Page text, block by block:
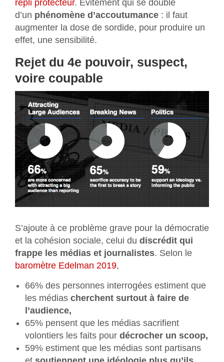
repli protecteur. Evitement qui se double
d’un phénomène d’accoutumance : il faut
augmenter la dose de sordide, pour produire un
effet, une sensibilité.
Rejet du 4e pouvoir, suspect,
voire coupable
S’ajoute à ce problème grave pour la démocratie
et la cohésion sociale, celui du discrédit qui
frappe les médias et journalistes. Selon le
baromètre Edelman 2019,
66% des personnes interrogées estiment que
les médias cherchent surtout à faire de
l’audience,
65% pensent que les médias sacrifient
volontiers les faits pour décrocher un scoop,
59% estiment que les médias sont partisans